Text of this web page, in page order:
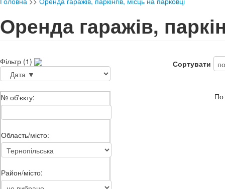
Оренда гаражів,
Фільтр (1)
№ об'єкту:
Область/місто:
Район/місто:
Сортувати
По